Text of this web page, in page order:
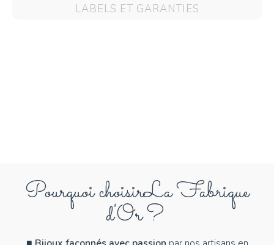
Q
LABELS ET GARANTIES
Pourquoi choisirLa Fabrique
d'Or ?